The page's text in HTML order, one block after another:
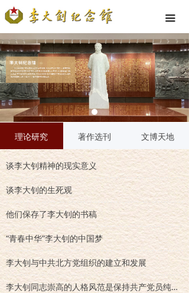
끀
谈李大钊精神的现实意义
谈李大钊的生死观
他们保存了李大钊的书稿
“青春中华”李大钊的中国梦
李大钊与中共北方党组织的建立和发展
李大钊同志崇高的人格风范是保持共产党员纯洁性的楷模
理论研究 著作选刊 文博天地